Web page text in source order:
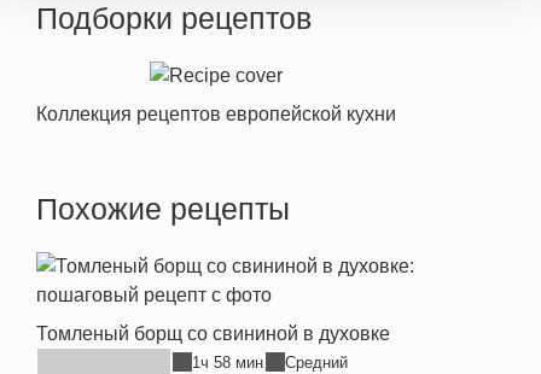
Подборки рецептов
Коллекция рецептов европейской кухни
Похожие рецепты
Томленый борщ со свининой в духовке
1ч 58 мин Средний